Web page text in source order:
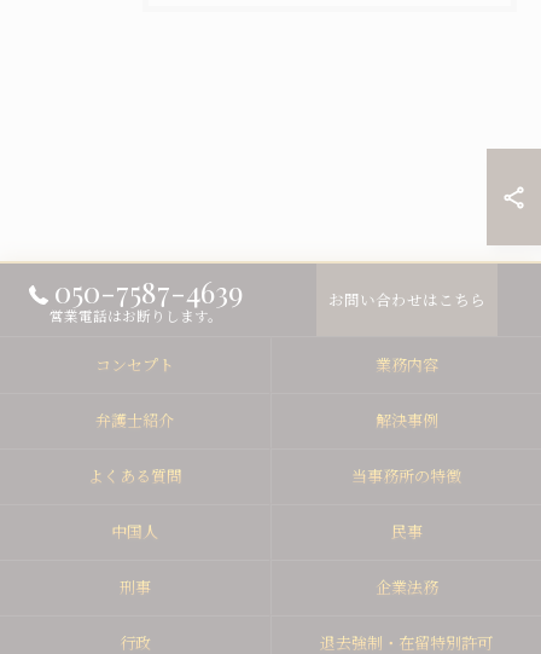
050-7587-4639
営業電話はお断りします。
お問い合わせはこちら
コンセプト 業務内容
弁護士紹介 解決事例
よくある質問 当事務所の特徴
中国人 民事
刑事 企業法務
行政 退去強制・在留特別許可